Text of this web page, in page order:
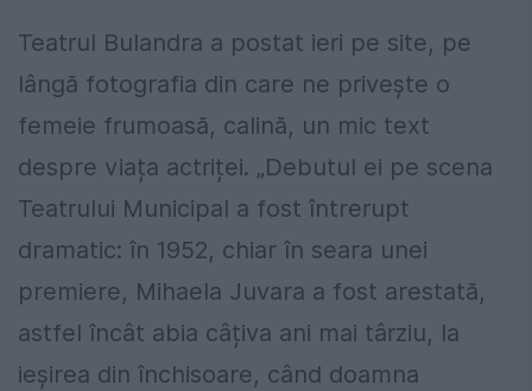
Teatrul Bulandra a postat ieri pe site, pe
lângă fotografia din care ne privește o
femeie frumoasă, calină, un mic text
despre viața actriței. „Debutul ei pe scena
Teatrului Municipal a fost întrerupt
dramatic: în 1952, chiar în seara unei
premiere, Mihaela Juvara a fost arestată,
astfel încât abia câțiva ani mai târziu, la
ieșirea din închisoare, când doamna